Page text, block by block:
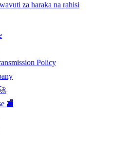
za haraka na rahisi
Policy
🏬